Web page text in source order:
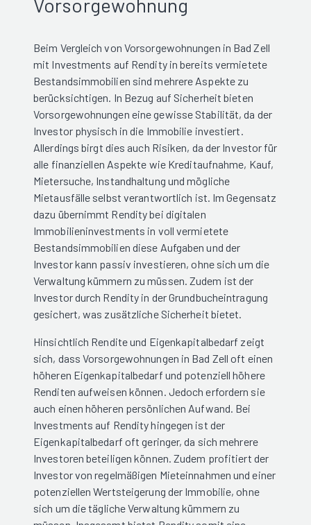
Vorsorgewohnung
Beim Vergleich von Vorsorgewohnungen in Bad Zell
mit Investments auf Rendity in bereits vermietete
Bestandsimmobilien sind mehrere Aspekte zu
berücksichtigen. In Bezug auf Sicherheit bieten
Vorsorgewohnungen eine gewisse Stabilität, da der
Investor physisch in die Immobilie investiert.
Allerdings birgt dies auch Risiken, da der Investor für
alle finanziellen Aspekte wie Kreditaufnahme, Kauf,
Mietersuche, Instandhaltung und mögliche
Mietausfälle selbst verantwortlich ist. Im Gegensatz
dazu übernimmt Rendity bei digitalen
Immobilieninvestments in voll vermietete
Bestandsimmobilien diese Aufgaben und der
Investor kann passiv investieren, ohne sich um die
Verwaltung kümmern zu müssen. Zudem ist der
Investor durch Rendity in der Grundbucheintragung
gesichert, was zusätzliche Sicherheit bietet.
Hinsichtlich Rendite und Eigenkapitalbedarf zeigt
sich, dass Vorsorgewohnungen in Bad Zell oft einen
höheren Eigenkapitalbedarf und potenziell höhere
Renditen aufweisen können. Jedoch erfordern sie
auch einen höheren persönlichen Aufwand. Bei
Investments auf Rendity hingegen ist der
Eigenkapitalbedarf oft geringer, da sich mehrere
Investoren beteiligen können. Zudem profitiert der
Investor von regelmäßigen Mieteinnahmen und einer
potenziellen Wertsteigerung der Immobilie, ohne
sich um die tägliche Verwaltung kümmern zu